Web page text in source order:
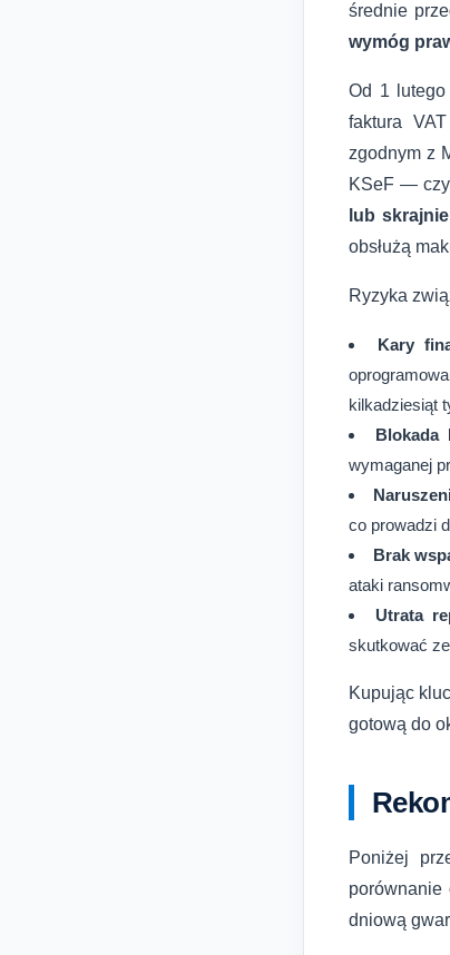
średnie
wymóg
Od 1
faktura
zgodnym z
KSeF —
lub
obsłużą
Ryzyka
Kary
kilkadziesiąt
Blokada
wymaganej
co prowadzi
Brak
ataki
Utrata
skutkować
Kupując
gotową do
Poniżej
porównanie
dniową